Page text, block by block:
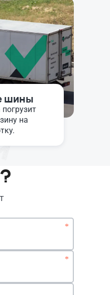
шины
на
*
*